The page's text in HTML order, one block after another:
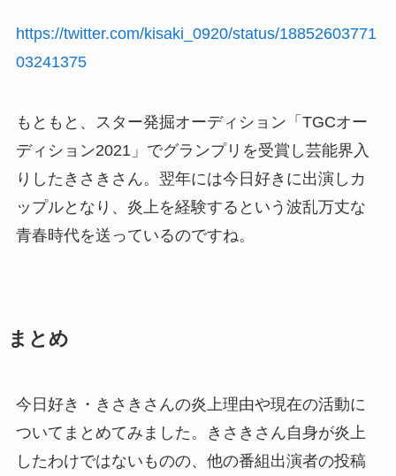
https://twitter.com/kisaki_0920/status/18852603771
03241375
もともと、スター発掘オーディション「TGCオー
ディション2021」でグランプリを受賞し芸能界入
りしたきさきさん。翌年には今日好きに出演しカ
ップルとなり、炎上を経験するという波乱万丈な
青春時代を送っているのですね。
まとめ
今日好き・きさきさんの炎上理由や現在の活動に
ついてまとめてみました。きさきさん自身が炎上
したわけではないものの、他の番組出演者の投稿